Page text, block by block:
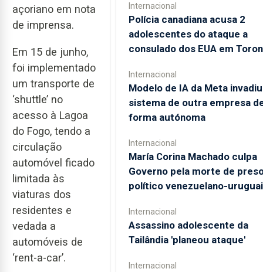
açoriano em nota
de imprensa.
Em 15 de junho,
foi implementado
um transporte de
‘shuttle’ no
acesso à Lagoa
do Fogo, tendo a
circulação
automóvel ficado
limitada às
viaturas dos
residentes e
vedada a
automóveis de
‘rent-a-car’.
Internacional
Polícia canadiana acusa 2
adolescentes do ataque a
consulado dos EUA em
Internacional
Modelo de IA da Meta invadiu
sistema de outra empresa
forma autónoma
Internacional
María Corina Machado culpa
Governo pela morte de
político venezuelano-
Internacional
Assassino adolescente da
Tailândia 'planeou ataque'
Internacional